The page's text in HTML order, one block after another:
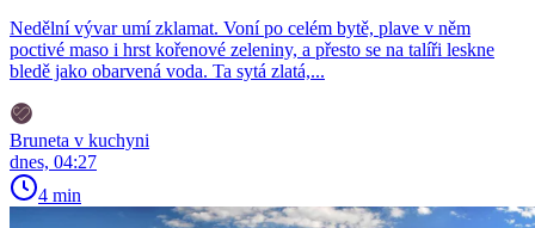
Nedělní vývar umí zklamat. Voní po celém bytě, plave v něm
poctivé maso i hrst kořenové zeleniny, a přesto se na talíři leskne
bledě jako obarvená voda. Ta sytá zlatá,...
Bruneta v kuchyni
dnes, 04:27
4 min